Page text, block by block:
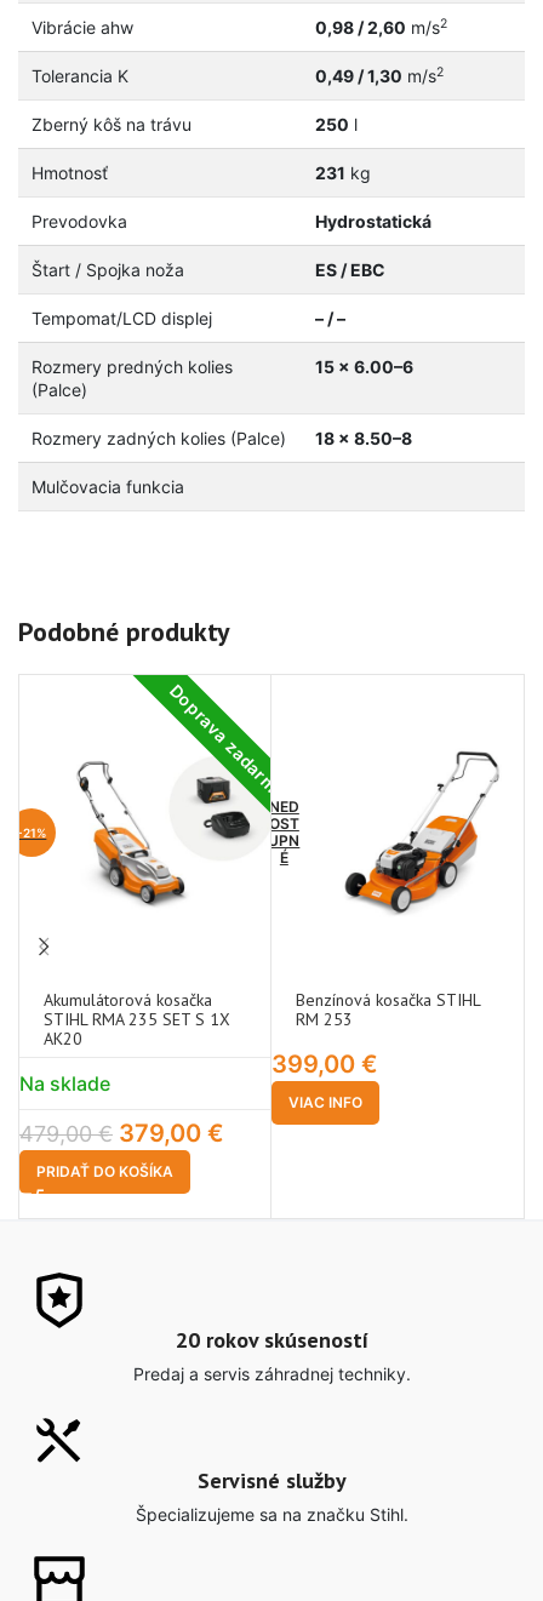
Vibrácie ahw 0,98 / 2,60 m/s2
Tolerancia K 0,49 / 1,30 m/s2
Zberný kôš na trávu 250 l
Hmotnosť 231 kg
Prevodovka Hydrostatická
Štart / Spojka noža ES / EBC
Tempomat/LCD displej – / –
Rozmery predných kolies
(Palce)
15 x 6.00–6
Rozmery zadných kolies (Palce) 18 x 8.50–8
Mulčovacia funkcia
Podobné produkty
Doprava zadarmo
-21%
Akumulátorová kosačka
STIHL RMA 235 SET S 1X
AK20
Na sklade
479,00€ 379,00 €
PRIDAŤ DO KOŠÍKA
NED
OST
UPN
É
Benzínová kosačka STIHL
RM 253
399,00 €
VIAC INFO
20 rokov skúseností
Predaj a servis záhradnej techniky.
Servisné služby
Špecializujeme sa na značku Stihl.